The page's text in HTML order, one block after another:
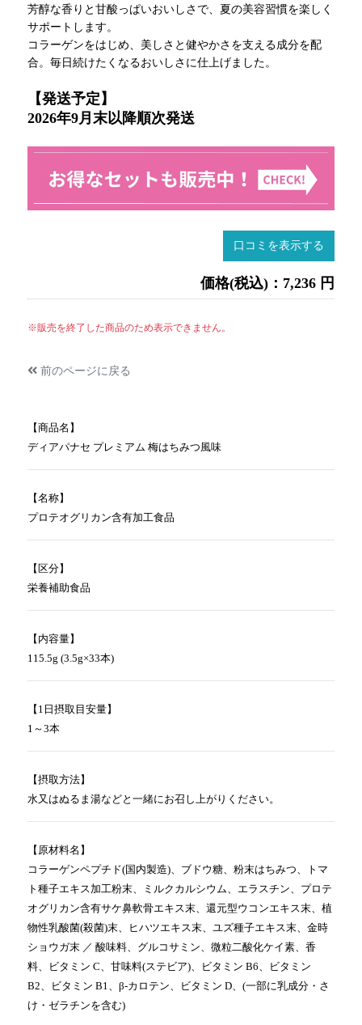
芳醇な香りと甘酸っぱいおいしさで、夏の美容習慣を楽しく
サポートします。
コラーゲンをはじめ、美しさと健やかさを支える成分を配
合。毎日続けたくなるおいしさに仕上げました。
【発送予定】
2026年9月末以降順次発送
口コミを表示する
価格(税込)：7,236 円
※販売を終了した商品のため表示できません。
前のページに戻る
【商品名】
ディアパナセ プレミアム 梅はちみつ風味
【名称】
プロテオグリカン含有加工食品
【区分】
栄養補助食品
【内容量】
115.5g (3.5g×33本)
【1日摂取目安量】
1～3本
【摂取方法】
水又はぬるま湯などと一緒にお召し上がりください。
【原材料名】
コラーゲンペプチド(国内製造)、ブドウ糖、粉末はちみつ、トマ
ト種子エキス加工粉末、ミルクカルシウム、エラスチン、プロテ
オグリカン含有サケ鼻軟骨エキス末、還元型ウコンエキス末、植
物性乳酸菌(殺菌)末、ヒハツエキス末、ユズ種子エキス末、金時
ショウガ末 ／ 酸味料、グルコサミン、微粒二酸化ケイ素、香
料、ビタミン C、甘味料(ステビア)、ビタミン B6、ビタミン
B2、ビタミン B1、β-カロテン、ビタミン D、(一部に乳成分・さ
け・ゼラチンを含む)